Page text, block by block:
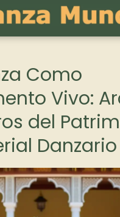
Como
Vivo:
del
Danzario